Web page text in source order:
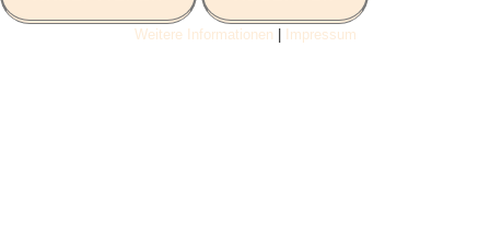
Weitere Informationen Impressum